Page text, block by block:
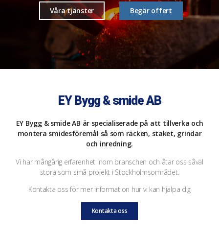
Våra tjänster Begär offert
EY Bygg & smide AB
EY Bygg & smide AB är specialiserade på att tillverka och
montera smidesföremål så som räcken, staket, grindar
och inredning.
Vi har mångårig erfarenhet inom branschen och åtar oss såväl
stora som små projekt i Stockholmsområdet.
Kontakta oss för mer information hur vi kan hjälpa dig
Kontakta oss